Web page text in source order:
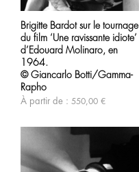
Ce
a
plusieurs
variations.
Les
options
peuvent
être
choisies
la
du
produit
Brigitte Bardot sur le tournage
du film ‘Une ravissante idiote’
d’Edouard Molinaro, en
1964.
© Giancarlo Botti/Gamma-
Rapho
À partir de : 550,00 €